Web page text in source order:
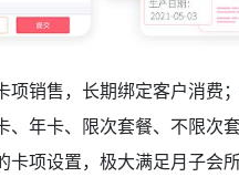
项销售，长期绑定客户消费
、年卡、限次套餐、不限次
卡项设置，极大满足月子会